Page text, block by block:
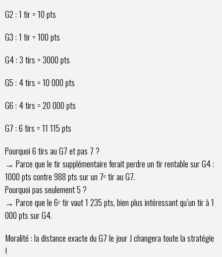
G2 : 1 tir = 10 pts
G3 : 1 tir = 100 pts
G4 : 3 tirs = 3000 pts
G5 : 4 tirs = 10 000 pts
G6 : 4 tirs = 20 000 pts
G7 : 6 tirs = 11 115 pts
Pourquoi 6 tirs au G7 et pas 7 ?
→ Parce que le tir supplémentaire ferait perdre un tir rentable sur G4 :
1000 pts contre 988 pts sur un 7ᵉ tir au G7.
Pourquoi pas seulement 5 ?
→ Parce que le 6ᵉ tir vaut 1 235 pts, bien plus intéressant qu’un tir à 1
000 pts sur G4.
Moralité : la distance exacte du G7 le jour J changera toute la stratégie
!